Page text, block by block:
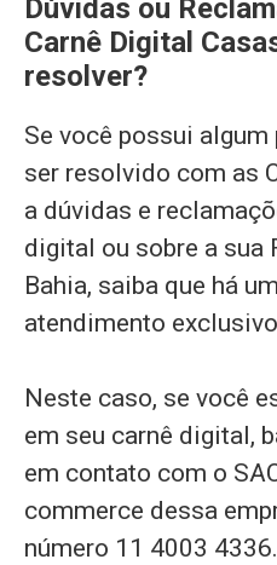
Dúvidas ou
Carnê Digital
resolver?
Se você possui
ser resolvido com as
a dúvidas e
digital ou sobre a sua
Bahia, saiba que há
atendimento
Neste caso, se você
em seu carnê digital,
em contato com o
commerce dessa
número 11 4003 4336.